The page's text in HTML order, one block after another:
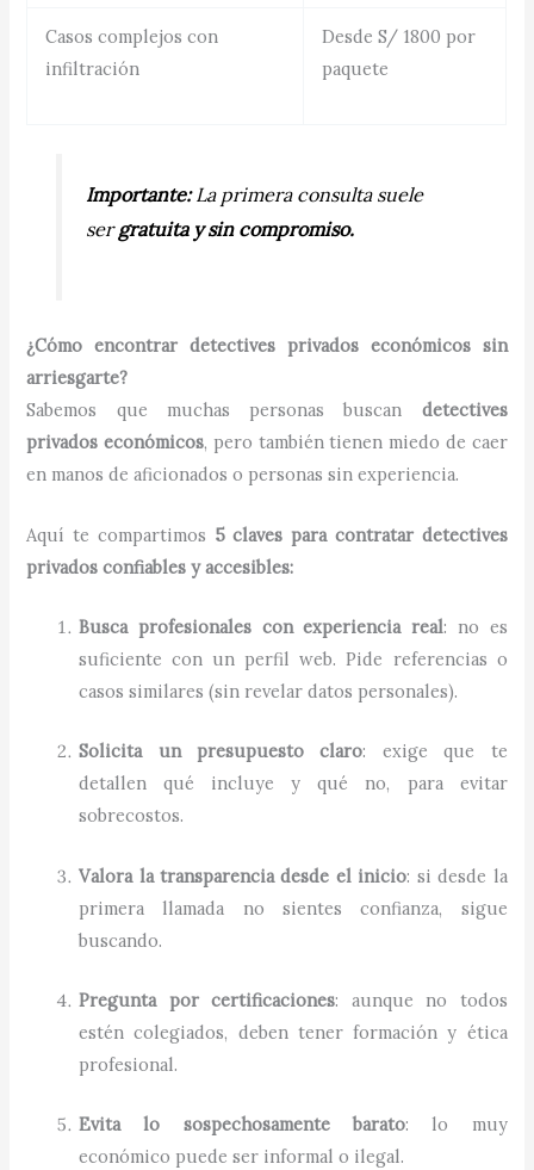
Casos complejos con
infiltración
Desde S/ 1800 por
paquete
Importante:La primera consulta suele
sergratuita y sin compromiso.
¿Cómo encontrar detectives privados económicos sin
arriesgarte?
Sabemos que muchas personas buscan detectives
privados económicos, pero también tienen miedo de caer
en manos de aficionados o personas sin experiencia.
Aquí te compartimos 5 claves para contratar detectives
privados confiables y accesibles:
Busca profesionales con experiencia real: no es
suficiente con un perfil web. Pide referencias o
casos similares (sin revelar datos personales).
Solicita un presupuesto claro: exige que te
detallen qué incluye y qué no, para evitar
sobrecostos.
Valora la transparencia desde el inicio: si desde la
primera llamada no sientes confianza, sigue
buscando.
Pregunta por certificaciones: aunque no todos
estén colegiados, deben tener formación y ética
profesional.
Evita lo sospechosamente barato: lo muy
económico puede ser informal o ilegal.